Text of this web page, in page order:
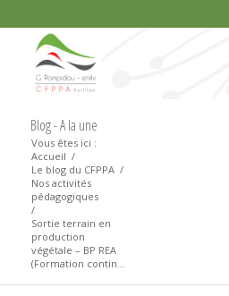
Blog - A la une
Vous êtes ici :
Accueil /
Le blog du CFPPA /
Nos activités
pédagogiques
/
Sortie terrain en
production
végétale – BP REA
(Formation contin...